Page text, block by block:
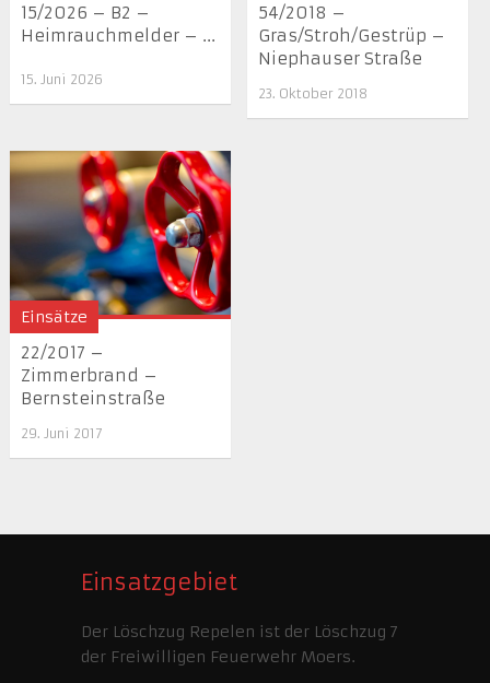
15/2026 – B2 –
Heimrauchmelder – ...
15. Juni 2026
54/2018 –
Gras/Stroh/Gestrüp –
Niephauser Straße
23. Oktober 2018
Einsätze
22/2017 –
Zimmerbrand –
Bernsteinstraße
29. Juni 2017
Einsatzgebiet
Der Löschzug Repelen ist der Löschzug 7
der Freiwilligen Feuerwehr Moers.